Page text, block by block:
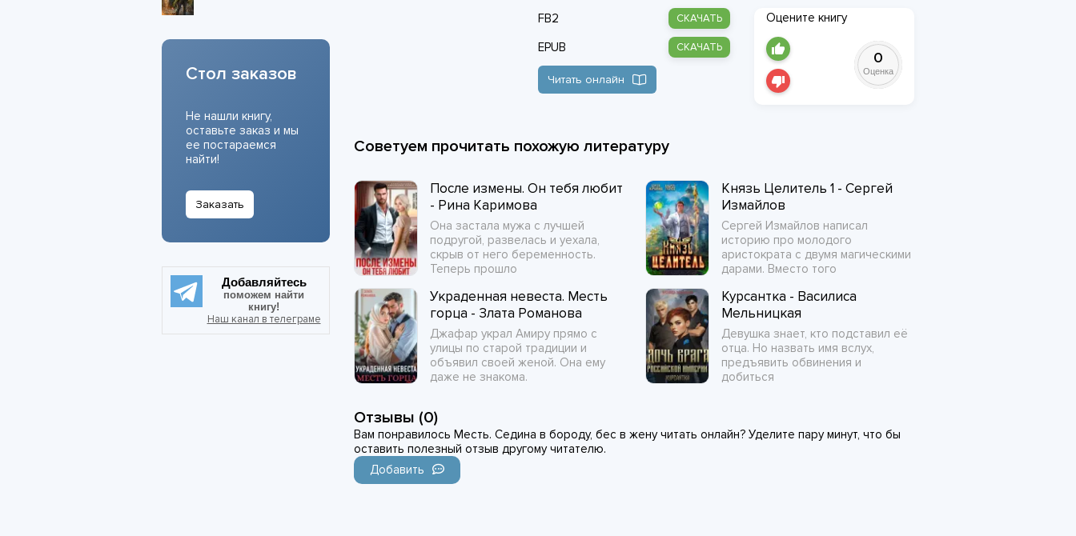
FB2 СКАЧАТЬ
EPUB СКАЧАТЬ
Читать онлайн
Оцените книгу
0
Оценка
Советуем прочитать похожую литературу
После измены. Он тебя любит
- Рина Каримова
Она застала мужа с лучшей
подругой, развелась и уехала,
скрыв от него беременность.
Теперь прошло
Князь Целитель 1 - Сергей
Измайлов
Сергей Измайлов написал
историю про молодого
аристократа с двумя магическими
дарами. Вместо того
Украденная невеста. Месть
горца - Злата Романова
Джафар украл Амиру прямо с
улицы по старой традиции и
объявил своей женой. Она ему
даже не знакома.
Курсантка - Василиса
Мельницкая
Девушка знает, кто подставил её
отца. Но назвать имя вслух,
предъявить обвинения и
добиться
Отзывы (0)
Вам понравилось Месть. Седина в бороду, бес в жену читать онлайн? Уделите пару минут, что бы
оставить полезный отзыв другому читателю.
Добавить
Стол заказов
Не нашли книгу,
оставьте заказ и мы
ее постараемся
найти!
Заказать
Добавляйтесь
поможем найти
книгу!
Наш канал в телеграме